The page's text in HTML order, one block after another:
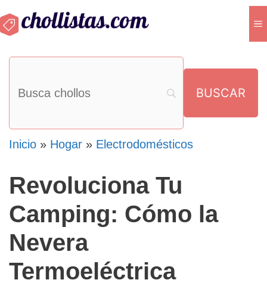
al
Inicio » Hogar » Electrodomésticos
Revoluciona Tu
Camping: Cómo la
Nevera
Termoeléctrica